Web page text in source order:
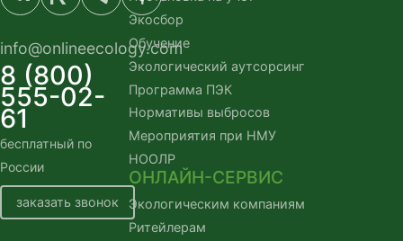
info@onlineecology.com
8 (800)
555-02-
61
бесплатный по
России
заказать звонок
Экосбор
Обучение
Экологический аутсорсинг
Программа ПЭК
Нормативы выбросов
Мероприятия при НМУ
НООЛР
ОНЛАЙН-СЕРВИС
Экологическим компаниям
Ритейлерам